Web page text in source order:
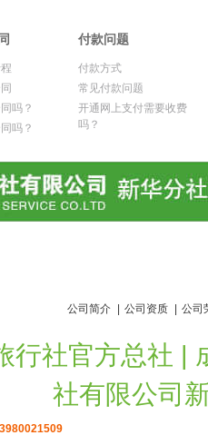
吗？
吗？
付款问题
付款方式
常见付款问题
开通网上支付需要收费
吗？
公司简介 公司资质 公司
行社官方总社 |
社有限公司